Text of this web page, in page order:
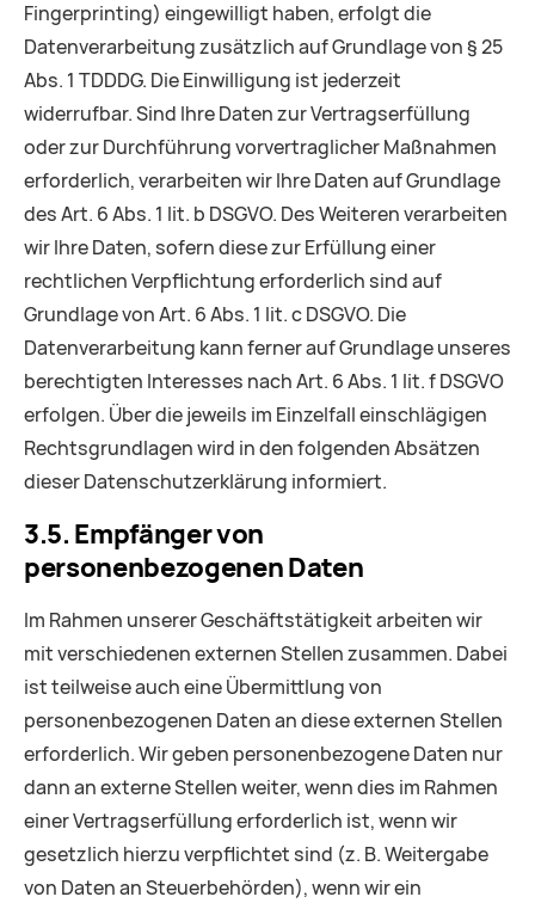
Fingerprinting) eingewilligt haben, erfolgt die
Datenverarbeitung zusätzlich auf Grundlage von § 25
Abs. 1 TDDDG. Die Einwilligung ist jederzeit
widerrufbar. Sind Ihre Daten zur Vertragserfüllung
oder zur Durchführung vorvertraglicher Maßnahmen
erforderlich, verarbeiten wir Ihre Daten auf Grundlage
des Art. 6 Abs. 1 lit. b DSGVO. Des Weiteren verarbeiten
wir Ihre Daten, sofern diese zur Erfüllung einer
rechtlichen Verpflichtung erforderlich sind auf
Grundlage von Art. 6 Abs. 1 lit. c DSGVO. Die
Datenverarbeitung kann ferner auf Grundlage unseres
berechtigten Interesses nach Art. 6 Abs. 1 lit. f DSGVO
erfolgen. Über die jeweils im Einzelfall einschlägigen
Rechtsgrundlagen wird in den folgenden Absätzen
dieser Datenschutzerklärung informiert.
3.5. Empfänger von
personenbezogenen Daten
Im Rahmen unserer Geschäftstätigkeit arbeiten wir
mit verschiedenen externen Stellen zusammen. Dabei
ist teilweise auch eine Übermittlung von
personenbezogenen Daten an diese externen Stellen
erforderlich. Wir geben personenbezogene Daten nur
dann an externe Stellen weiter, wenn dies im Rahmen
einer Vertragserfüllung erforderlich ist, wenn wir
gesetzlich hierzu verpflichtet sind (z. B. Weitergabe
von Daten an Steuerbehörden), wenn wir ein